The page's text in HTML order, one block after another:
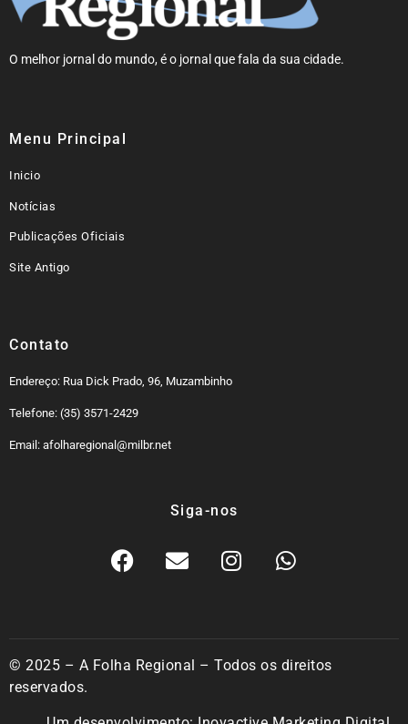
O melhor jornal do mundo, é o jornal que fala da sua cidade.
Menu Principal
Inicio
Notícias
Publicações Oficiais
Site Antigo
Contato
Endereço: Rua Dick Prado, 96, Muzambinho
Telefone: (35) 3571-2429
Email: afolharegional@milbr.net
Siga-nos
© 2025 – A Folha Regional – Todos os direitos
reservados.